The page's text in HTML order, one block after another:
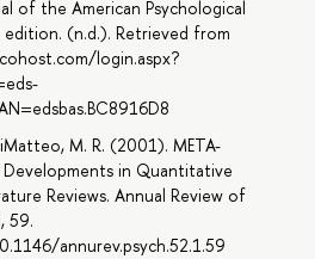
of the American Psychological
(n.d.). Retrieved from
login.aspx?
M. R. (2001). META-
Developments in Quantitative
Reviews. Annual Review of
59.
annurev.psych.52.1.59